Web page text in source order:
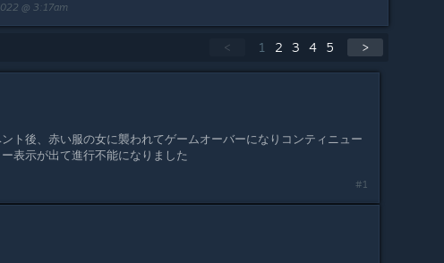
@ 3:17am
< 1 2 3 4 5 >
ト後、赤い服の女に襲われてゲームオーバーになりコンティニュー
表示が出て進行不能になりました
#1